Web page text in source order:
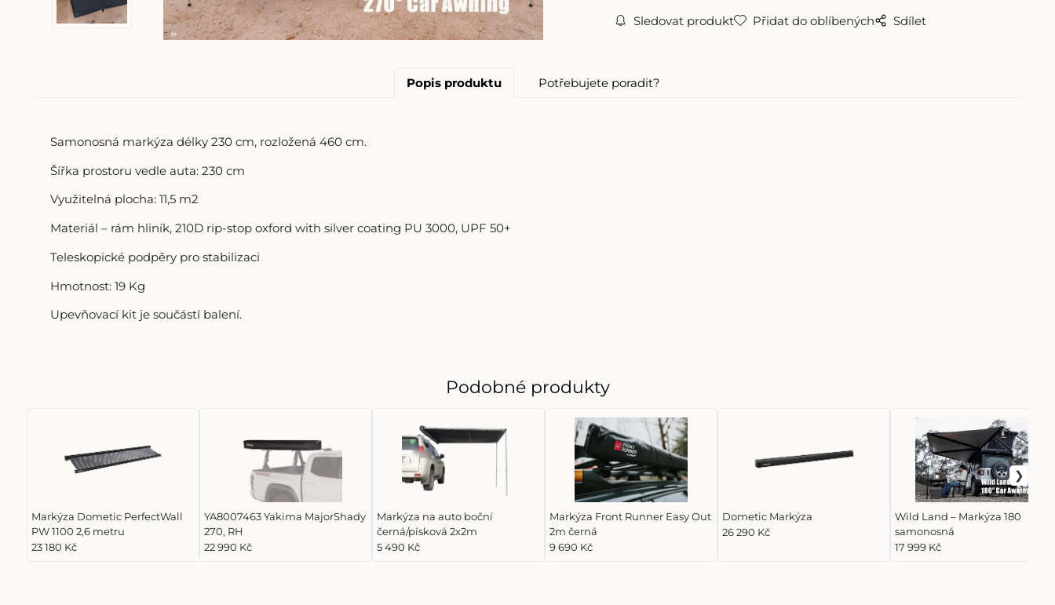
Sledovat produkt Přidat do oblíbených Sdílet
Popis produktu Potřebujete poradit?
Samonosná markýza délky 230 cm, rozložená 460 cm.
Šířka prostoru vedle auta: 230 cm
Využitelná plocha: 11,5 m2
Materiál – rám hliník, 210D rip-stop oxford with silver coating PU 3000, UPF 50+
Teleskopické podpěry pro stabilizaci
Hmotnost: 19 Kg
Upevňovací kit je součástí balení.
Podobné produkty
Markýza Dometic PerfectWall
PW 1100 2,6 metru
23 180 Kč
YA8007463 Yakima MajorShady
270, RH
22 990 Kč
Markýza na auto boční
černá/písková 2x2m
5 490 Kč
Markýza Front Runner Easy Out
2m černá
9 690 Kč
Dometic Markýza
26 290 Kč
Wild Land – Markýza 180
samonosná
17 999 Kč